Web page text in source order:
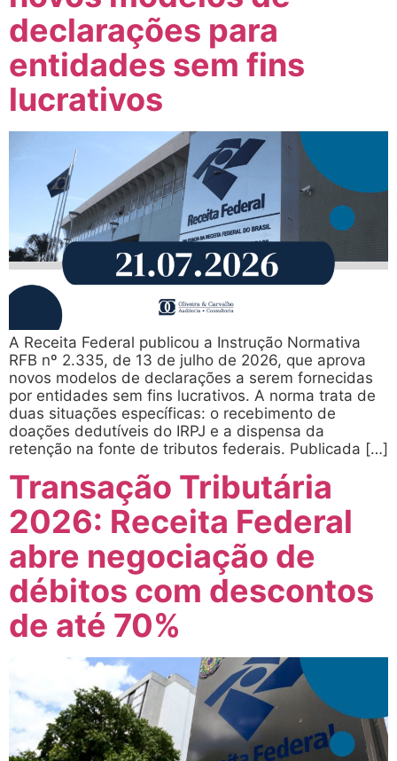
declarações para
entidades sem fins
lucrativos
A Receita Federal publicou a Instrução Normativa
RFB nº 2.335, de 13 de julho de 2026, que aprova
novos modelos de declarações a serem fornecidas
por entidades sem fins lucrativos. A norma trata de
duas situações específicas: o recebimento de
doações dedutíveis do IRPJ e a dispensa da
retenção na fonte de tributos federais. Publicada […]
Transação Tributária
2026: Receita Federal
abre negociação de
débitos com descontos
de até 70%